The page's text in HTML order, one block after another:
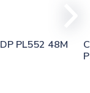
PL552 48M